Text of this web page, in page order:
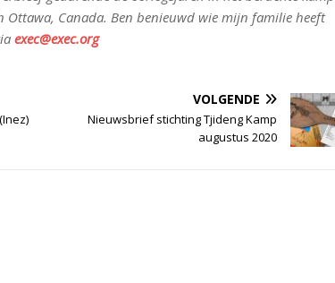
Ottawa, Canada. Ben benieuwd wie mijn familie heeft
exec@exec.org
VOLGENDE
Nieuwsbrief stichting Tjideng Kamp
augustus 2020